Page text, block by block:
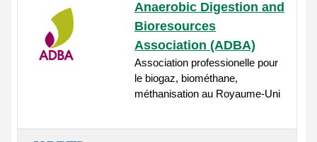
Anaerobic Digestion and
Bioresources
Association (ADBA)
Association professionelle pour
le biogaz, biométhane,
méthanisation au Royaume-Uni